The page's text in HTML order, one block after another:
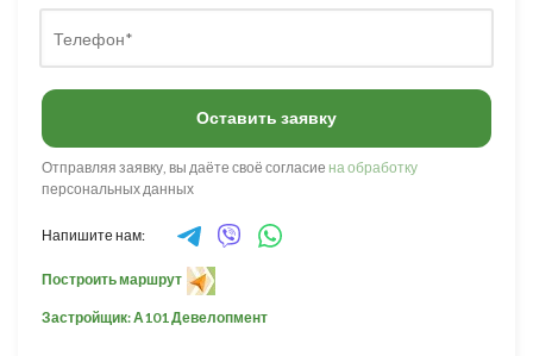
Оставить заявку
Отправляя заявку, вы даёте своё согласие на обработку
персональных данных
Напишите нам:
Построить маршрут
Застройщик: А101 Девелопмент